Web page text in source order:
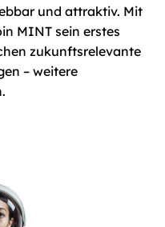
und attraktiv. Mit
MINT sein erstes
zukunftsrelevante
– weitere